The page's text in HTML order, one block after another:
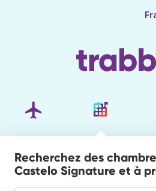
Recherchez des
Castelo Signature et à